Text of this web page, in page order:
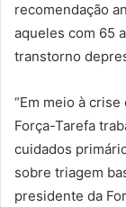
recomendação
aqueles com 65
transtorno
“Em meio à
Força-Tarefa
cuidados
sobre triagem
presidente da